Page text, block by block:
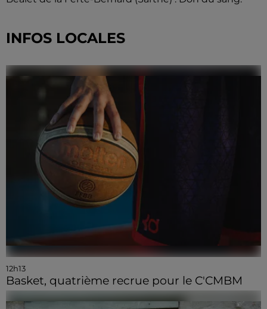
INFOS LOCALES
12h13
Basket, quatrième recrue pour le C'CMBM